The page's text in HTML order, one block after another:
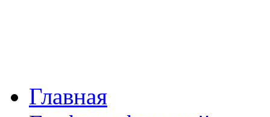
Главная